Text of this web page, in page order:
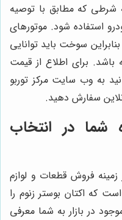
شرطی که مطابق با توصیه
استفاده شود. موتورهای
سوخت باید توانایی
باشد. برای اطلاع از قیمت
به وب سایت مرکز توربو
سفارش دهید.
شما در انتخاب
فروش قطعات و لوازم
که اکتان بوستر زنوم را
در بازار به شما معرفی